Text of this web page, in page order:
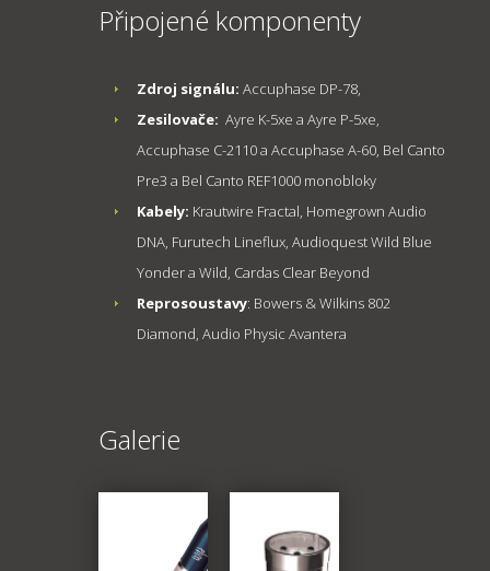
Připojené komponenty
Zdroj signálu: Accuphase DP-78,
Zesilovače: Ayre K-5xe a Ayre P-5xe,
Accuphase C-2110 a Accuphase A-60, Bel Canto
Pre3 a Bel Canto REF1000 monobloky
Kabely: Krautwire Fractal, Homegrown Audio
DNA, Furutech Lineflux, Audioquest Wild Blue
Yonder a Wild, Cardas Clear Beyond
Reprosoustavy: Bowers & Wilkins 802
Diamond, Audio Physic Avantera
Galerie